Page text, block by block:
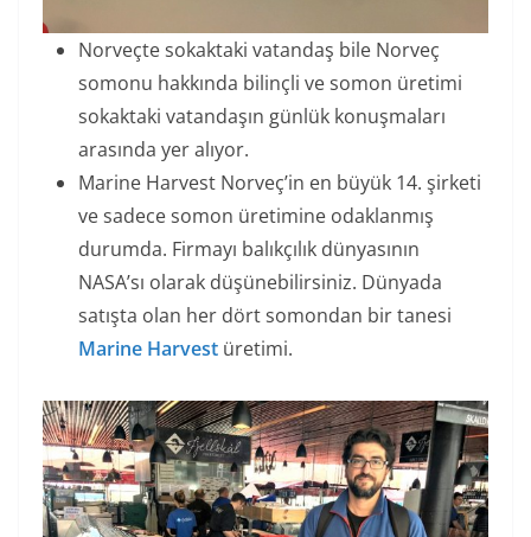
Norveçte sokaktaki vatandaş bile Norveç
somonu hakkında bilinçli ve somon üretimi
sokaktaki vatandaşın günlük konuşmaları
arasında yer alıyor.
Marine Harvest Norveç’in en büyük 14. şirketi
ve sadece somon üretimine odaklanmış
durumda. Firmayı balıkçılık dünyasının
NASA’sı olarak düşünebilirsiniz. Dünyada
satışta olan her dört somondan bir tanesi
Marine Harvest üretimi.